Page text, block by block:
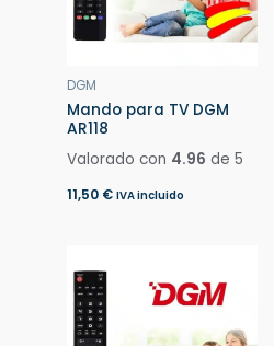
DGM
Mando para TV DGM
AR118
Valorado con 4.96 de 5
11,50 € IVA incluido